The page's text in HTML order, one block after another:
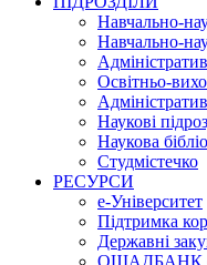
Навчально-
Навчально-
Освітньо-
Наукові
Наукова
Студмістечко
РЕСУРСИ
е-Університет
Підтримка
Державні